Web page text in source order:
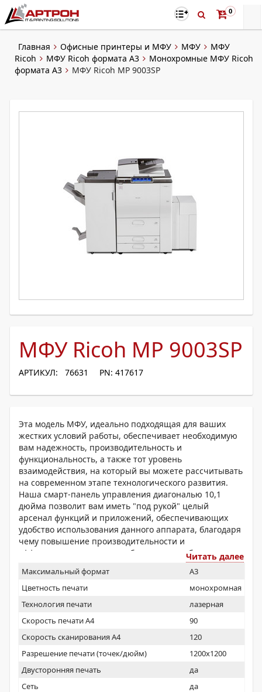
0
Главная Офисные принтеры и МФУ МФУ
МФУ
Ricoh
МФУ Ricoh формата A3
Монохромные МФУ Ricoh
формата А3
МФУ Ricoh MP 9003SP
МФУ Ricoh MP 9003SP
АРТИКУЛ: 76631 PN: 417617
Эта модель МФУ, идеально подходящая для ваших
жестких условий работы, обеспечивает необходимую
вам надежность, производительность и
функциональность, а также тот уровень
взаимодействия, на который вы можете рассчитывать
на современном этапе технологического развития.
Наша смарт-панель управления диагональю 10,1
дюйма позволит вам иметь "под рукой" целый
арсенал функций и приложений, обеспечивающих
удобство использования данного аппарата, благодаря
чему повышение производительности и
эффективности документооборота может быть
достигнуто буквально одним движением пальцев.
Высочайшая скорость печати (90 стр/мин) и
профессиональный уровень ее качества являются
идеальным сочетанием для обеспечения гибкости при
больших объемах работы. Разумеется, в современных
условиях, когда гарантии безопасности становятся
важнее, чем когда бы то ни было ранее, эта модель
выполнение собственных правил сетевой
безопасности или нормативов, установленных
регулирующим органом, а также максимально
Читать далее
Максимальный формат
A3
Цветность печати
монохромная
Технология печати
лазерная
Скорость печати А4
90
Скорость сканирования А4
120
Разрешение печати (точек/дюйм)
1200x1200
Двусторонняя печать
да
Сеть
да